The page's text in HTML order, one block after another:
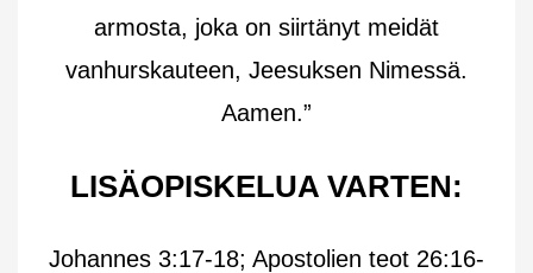
armosta, joka on siirtänyt meidät
vanhurskauteen, Jeesuksen Nimessä.
Aamen.”
LISÄOPISKELUA VARTEN:
Johannes 3:17-18; Apostolien teot 26:16-